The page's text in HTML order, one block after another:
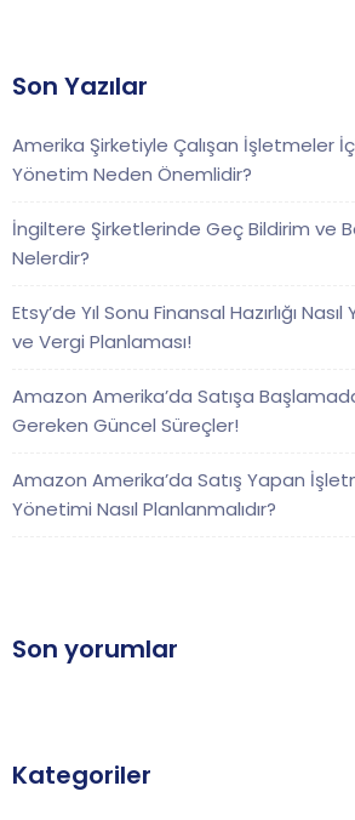
Son Yazılar
Amerika Şirketiyle Çalışan İşletmeler
Yönetim Neden Önemlidir?
İngiltere Şirketlerinde Geç Bildirim ve
Nelerdir?
Etsy’de Yıl Sonu Finansal Hazırlığı
ve Vergi Planlaması!
Amazon Amerika’da Satışa
Gereken Güncel Süreçler!
Amazon Amerika’da Satış Yapan
Yönetimi Nasıl Planlanmalıdır?
Son yorumlar
Kategoriler